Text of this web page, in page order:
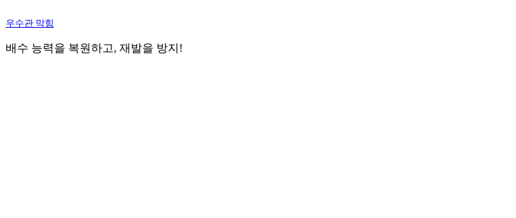
우수관 막힘
배수 능력을 복원하고, 재발을 방지!